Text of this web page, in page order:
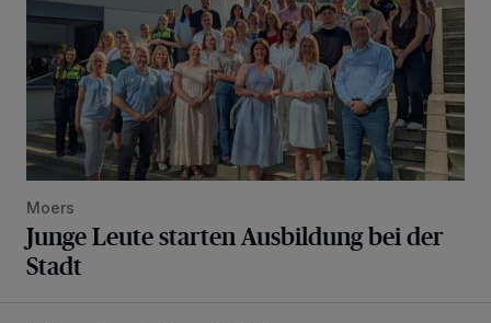
Moers
Junge Leute starten Ausbildung bei der
Stadt